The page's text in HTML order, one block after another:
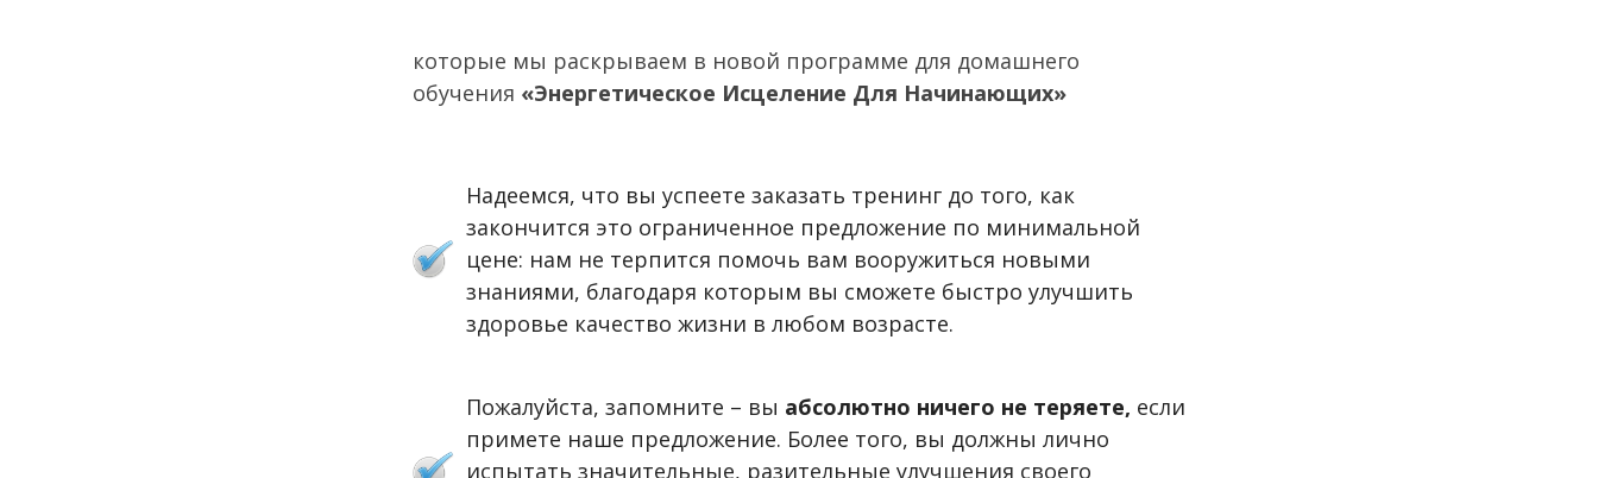
которые мы раскрываем в новой программе для домашнего
обучения «Энергетическое Исцеление Для Начинающих»
Надеемся, что вы успеете заказать тренинг до того, как
закончится это ограниченное предложение по минимальной
цене: нам не терпится помочь вам вооружиться новыми
знаниями, благодаря которым вы сможете быстро улучшить
здоровье качество жизни в любом возрасте.
Пожалуйста, запомните – вы абсолютно ничего не теряете, если
примете наше предложение. Более того, вы должны лично
испытать значительные, разительные улучшения своего